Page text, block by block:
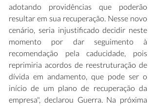
adotando providências que poderão
resultar em sua recuperação. Nesse novo
cenário, seria injustificado decidir neste
momento por dar seguimento à
recomendação pela caducidade, pois
reprimiria acordos de reestruturação de
dívida em andamento, que pode ser o
início de um plano de recuperação da
empresa", declarou Guerra. Na próxima